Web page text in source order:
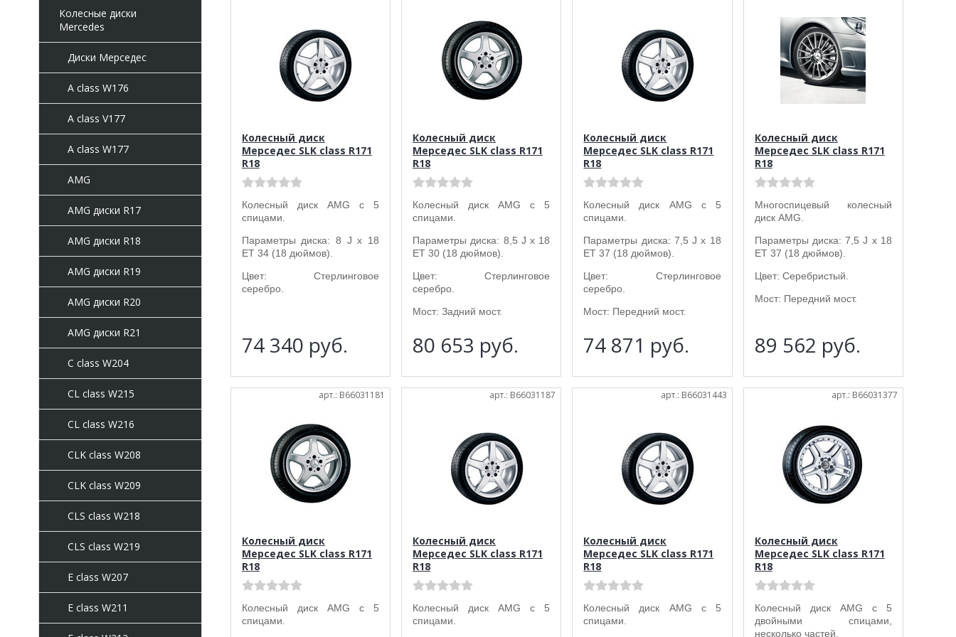
Колесные диски
Mercedes
Диски Мерседес
A class W176
A class V177
A class W177
AMG
AMG диски R17
AMG диски R18
AMG диски R19
AMG диски R20
AMG диски R21
C class W204
CL class W215
CL class W216
CLK class W208
CLK class W209
CLS class W218
CLS class W219
E class W207
E class W211
Колесный диск
Мерседес SLK class R171
R18
Колесный диск AMG с 5
спицами.
Параметры диска: 8 J x 18
ET 34 (18 дюймов).
Цвет: Стерлинговое
серебро.
74 340 руб.
Колесный диск
Мерседес SLK class R171
R18
Колесный диск AMG с 5
спицами.
Параметры диска: 8,5 J x 18
ET 30 (18 дюймов).
Цвет: Стерлинговое
серебро.
Мост: Задний мост.
80 653 руб.
Колесный диск
Мерседес SLK class R171
R18
Колесный диск AMG с 5
спицами.
Параметры диска: 7,5 J x 18
ET 37 (18 дюймов).
Цвет: Стерлинговое
серебро.
Мост: Передний мост.
74 871 руб.
Колесный диск
Мерседес SLK class R171
R18
Многоспицевый колесный
диск AMG.
Параметры диска: 7,5 J x 18
ET 37 (18 дюймов).
Цвет: Серебристый.
Мост: Передний мост.
89 562 руб.
арт.: B66031181
Колесный диск
Мерседес SLK class R171
R18
Колесный диск AMG с 5
спицами.
арт.: B66031187
Колесный диск
Мерседес SLK class R171
R18
Колесный диск AMG с 5
спицами.
арт.: B66031443
Колесный диск
Мерседес SLK class R171
R18
Колесный диск AMG с 5
спицами.
арт.: B66031377
Колесный диск
Мерседес SLK class R171
R18
Колесный диск AMG с 5
двойными спицами,
несколько частей.